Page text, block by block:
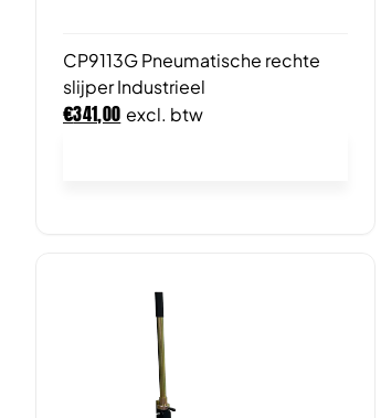
CP9113G Pneumatische rechte
slijper Industrieel
€341,00 excl. btw